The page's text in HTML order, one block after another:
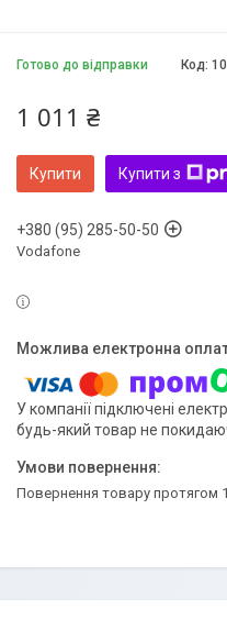
Готово до відправки Код:
1 011 ₴
Купити Купити з
+380 (95) 285-50-50
Vodafone
У компанії підключені
будь-який товар не
повернення товару протягом